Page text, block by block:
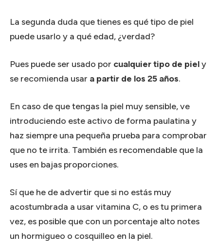
La segunda duda que tienes es qué tipo de piel
puede usarlo y a qué edad, ¿verdad?
Pues puede ser usado por cualquier tipo de piely
se recomienda usar a partir de los 25 años.
En caso de que tengas la piel muy sensible, ve
introduciendo este activo de forma paulatina y
haz siempre una pequeña prueba para comprobar
que no te irrita. También es recomendable que la
uses en bajas proporciones.
Sí que he de advertir que si no estás muy
acostumbrada a usar vitamina C, o es tu primera
vez, es posible que con un porcentaje alto notes
un hormigueo o cosquilleo en la piel.